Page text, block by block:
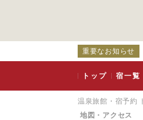
重要なお知らせ
トップ 宿一覧
温泉旅館・宿予約
地図・アクセス